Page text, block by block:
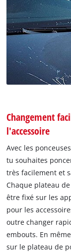
Changement
l'accessoire
Avec les
tu souhaites
très facilement et
Chaque plateau
être fixé sur les
pour les
outre changer
embouts. En
sur le plateau de